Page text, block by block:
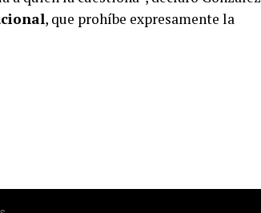
, que prohíbe expresamente la